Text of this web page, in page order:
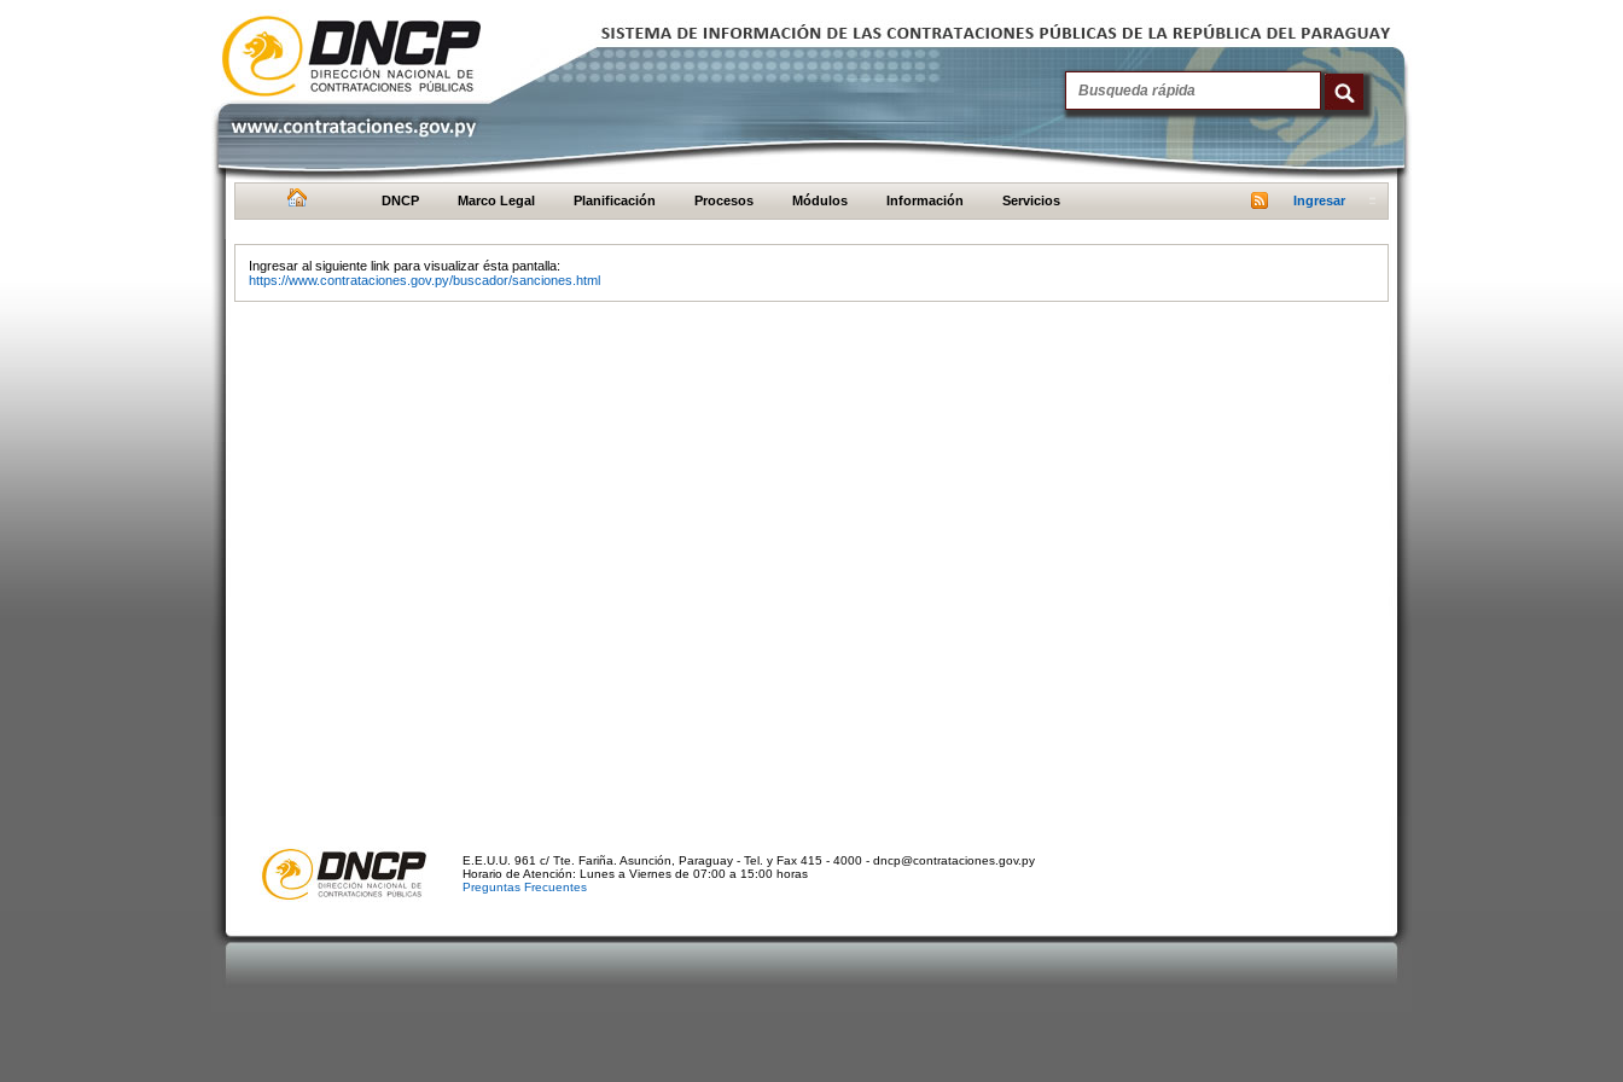
DNCP Marco Legal Planificación Procesos Módulos Información Servicios Ingresar
Ingresar al siguiente link para visualizar ésta pantalla:
https://www.contrataciones.gov.py/buscador/sanciones.html
E.E.U.U. 961 c/ Tte. Fariña. Asunción, Paraguay - Tel. y Fax 415 - 4000 - dncp@contrataciones.gov.py
Horario de Atención: Lunes a Viernes de 07:00 a 15:00 horas
Preguntas Frecuentes